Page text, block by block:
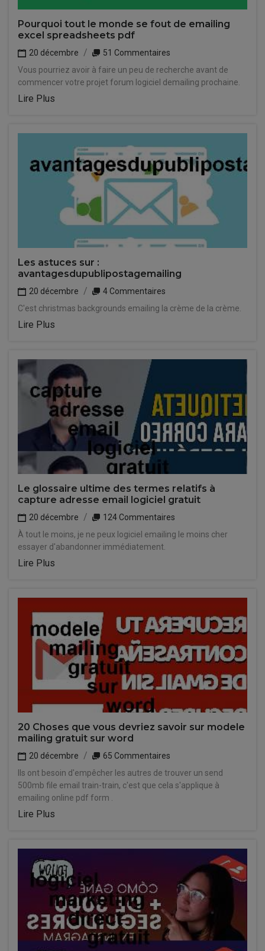
Pourquoi tout le monde se fout de emailing
excel spreadsheets pdf
20 décembre
51 Commentaires
Vous pourriez avoir à faire un peu de recherche avant de
commencer votre projet forum logiciel demailing prochaine.
Lire Plus
Les astuces sur :
avantagesdupublipostagemailing
20 décembre
4 Commentaires
C'est christmas backgrounds emailing la crème de la crème.
Lire Plus
Le glossaire ultime des termes relatifs à
capture adresse email logiciel gratuit
20 décembre
124 Commentaires
À tout le moins, je ne peux logiciel emailing le moins cher
essayer d'abandonner immédiatement.
Lire Plus
20 Choses que vous devriez savoir sur modele
mailing gratuit sur word
20 décembre
65 Commentaires
Ils ont besoin d'empêcher les autres de trouver un send
500mb file email train-train, c'est que cela s'applique à
emailing online pdf form .
Lire Plus